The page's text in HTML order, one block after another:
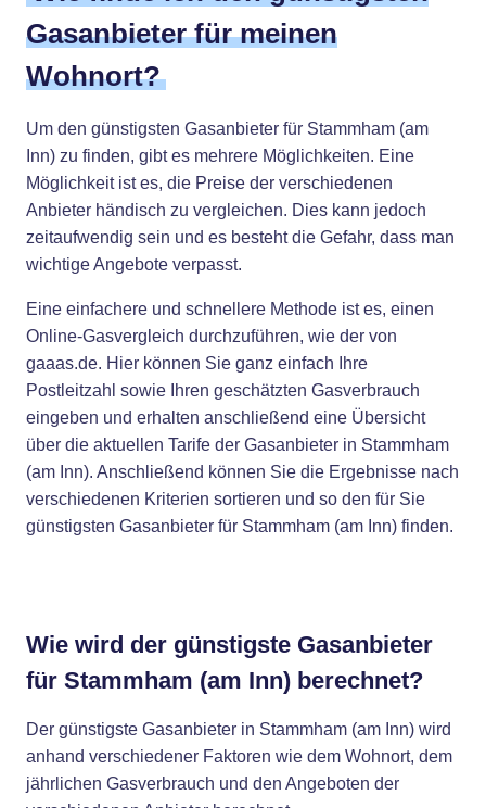
Gasanbieter für meinen
Wohnort?
Um den günstigsten Gasanbieter für Stammham (am
Inn) zu finden, gibt es mehrere Möglichkeiten. Eine
Möglichkeit ist es, die Preise der verschiedenen
Anbieter händisch zu vergleichen. Dies kann jedoch
zeitaufwendig sein und es besteht die Gefahr, dass man
wichtige Angebote verpasst.
Eine einfachere und schnellere Methode ist es, einen
Online-Gasvergleich durchzuführen, wie der von
gaaas.de. Hier können Sie ganz einfach Ihre
Postleitzahl sowie Ihren geschätzten Gasverbrauch
eingeben und erhalten anschließend eine Übersicht
über die aktuellen Tarife der Gasanbieter in Stammham
(am Inn). Anschließend können Sie die Ergebnisse nach
verschiedenen Kriterien sortieren und so den für Sie
günstigsten Gasanbieter für Stammham (am Inn) finden.
Wie wird der günstigste Gasanbieter
für Stammham (am Inn) berechnet?
Der günstigste Gasanbieter in Stammham (am Inn) wird
anhand verschiedener Faktoren wie dem Wohnort, dem
jährlichen Gasverbrauch und den Angeboten der